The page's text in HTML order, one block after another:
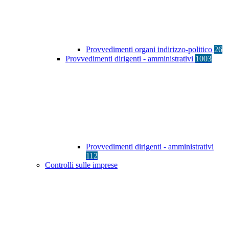
Provvedimenti organi indirizzo-politico 26
Provvedimenti dirigenti - amministrativi 1003
Provvedimenti dirigenti - amministrativi
112
Controlli sulle imprese